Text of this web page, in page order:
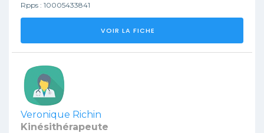
Rpps : 10005433841
VOIR LA FICHE
Veronique Richin
Kinésithérapeute